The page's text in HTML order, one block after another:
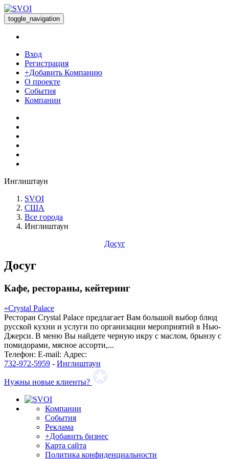
toggle_navigation
Вход
Регистрация
+Добавить Компанию
О проекте
События
Компании
Инглиштаун
SVOI
США
Все города
Инглиштаун
Досуг
Досуг
Кафе, рестораны, кейтеринг
»Crystal Palace
Ресторан Crystal Palace предлагает Вам большой выбор блюд
русской кухни и услуги по организации мероприятий в Нью-
Джерси. В меню Вы найдете черную икру с маслом, брынзу с
помидорами, мясное ассорти,...
Телефон: E-mail: Адрес:
732-972-5959 - Инглиштаун
Нужны новые клиенты?
Компании
События
Реклама
+Добавить бизнес
Карта сайта
Политика конфиденциальности